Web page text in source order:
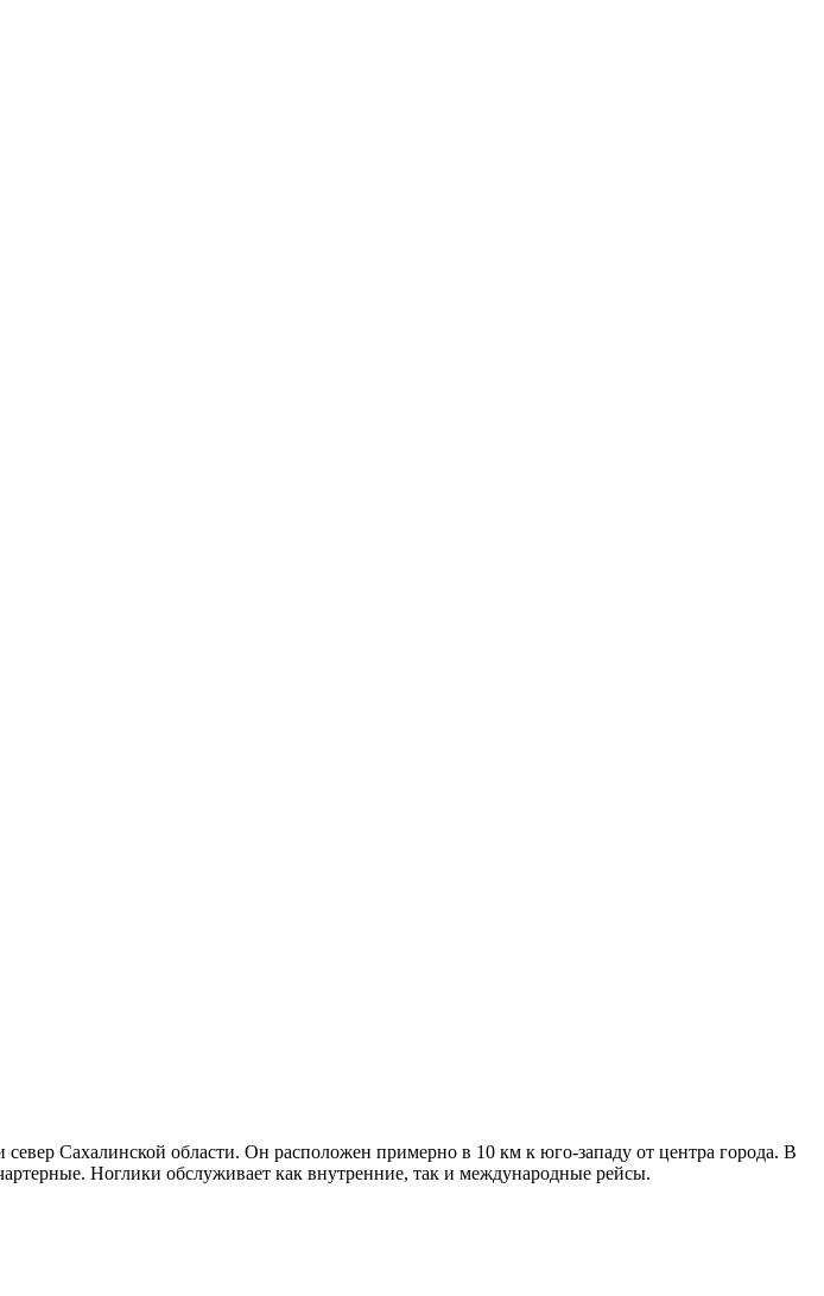
Сахалинской области. Он расположен примерно в 10 км к юго-западу от центра города. В
Ноглики обслуживает как внутренние, так и международные рейсы.